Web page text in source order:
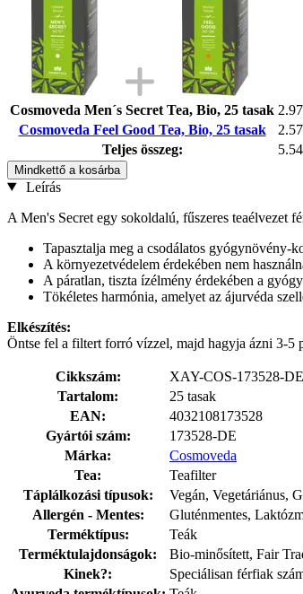
Cosmoveda Men´s Secret Tea, Bio, 25 tasak
Cosmoveda Feel Good Tea, Bio, 25 tasak
Teljes összeg:
Mindkettő a kosárba
Leírás
A Men's Secret egy sokoldalú, fűszeres teaélvezet
Tapasztalja meg a csodálatos gyógynövény-
A környezetvédelem érdekében nem
A páratlan, tiszta ízélmény érdekében a
Tökéletes harmónia, amelyet az ájurvéda
Elkészítés:
Öntse fel a filtert forró vízzel, majd hagyja ázni 3-5
Cikkszám:
XAY-COS-173528-DE
Tartalom:
25 tasak
EAN:
4032108173528
Gyártói szám:
173528-DE
Márka:
Cosmoveda
Tea:
Teafilter
Táplálkozási típusok:
Vegán, Vegetáriánus,
Allergén - Mentes:
Gluténmentes,
Terméktípus:
Teák
Terméktulajdonságok:
Bio-minősített, Fair
Kinek?:
Speciálisan férfiak